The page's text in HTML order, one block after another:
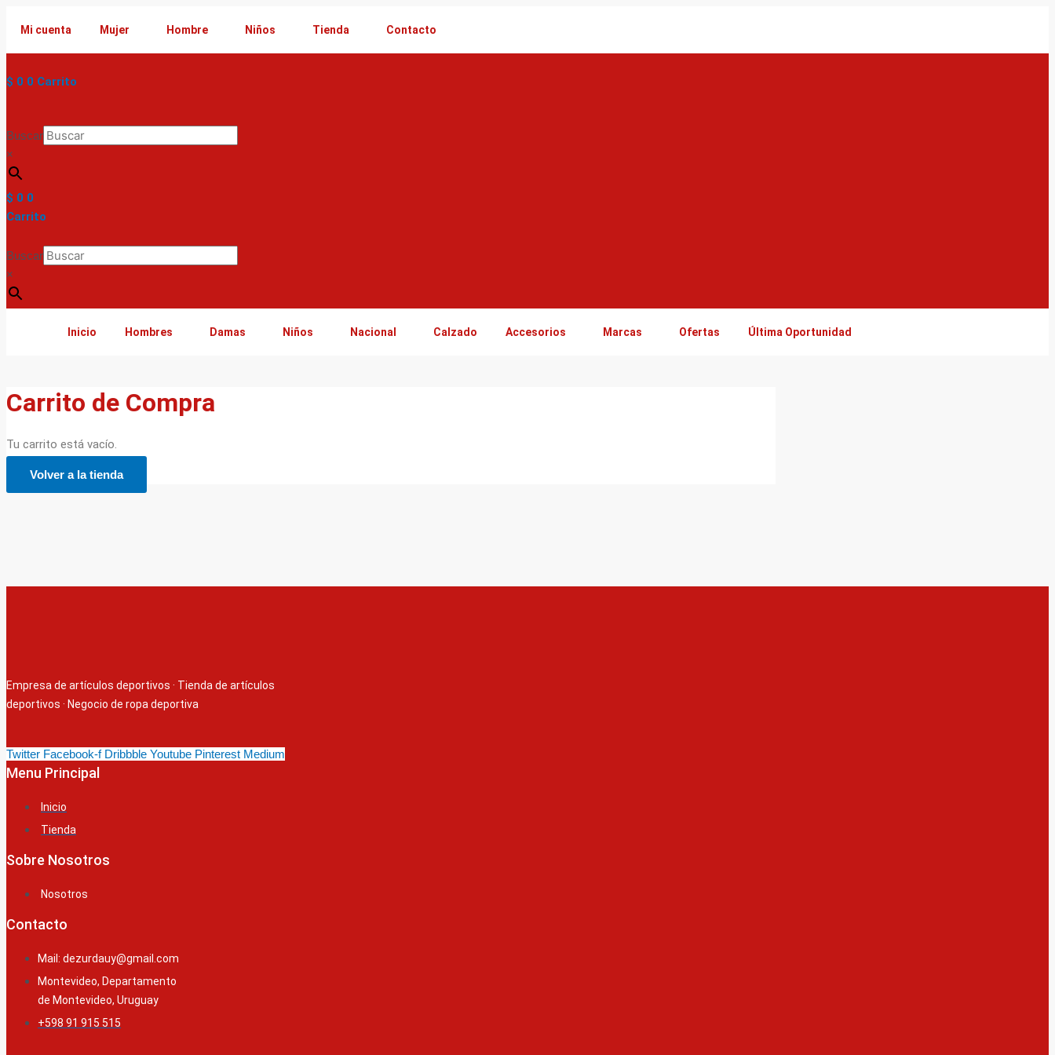
Mi cuenta Mujer Hombre Niños Tienda Contacto
$ 0 0 Carrito
Buscar
×
$ 0 0
Carrito
Buscar
×
Inicio Hombres Damas Niños Nacional Calzado Accesorios Marcas Ofertas Última Oportunidad
Carrito de Compra
Tu carrito está vacío.
Volver a la tienda
Empresa de artículos deportivos · Tienda de artículos
deportivos · Negocio de ropa deportiva
Twitter Facebook-f Dribbble Youtube Pinterest Medium
Menu Principal
Inicio
Tienda
Sobre Nosotros
Nosotros
Contacto
Mail: dezurdauy@gmail.com
Montevideo, Departamento
de Montevideo, Uruguay
+598 91 915 515